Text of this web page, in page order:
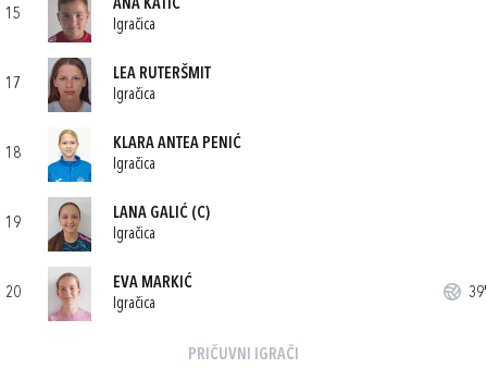
15
ANA KATIĆ
Igračica
17
LEA RUTERŠMIT
Igračica
18
KLARA ANTEA PENIĆ
Igračica
19
LANA GALIĆ (C)
Igračica
20
EVA MARKIĆ
Igračica
39'
PRIČUVNI IGRAČI